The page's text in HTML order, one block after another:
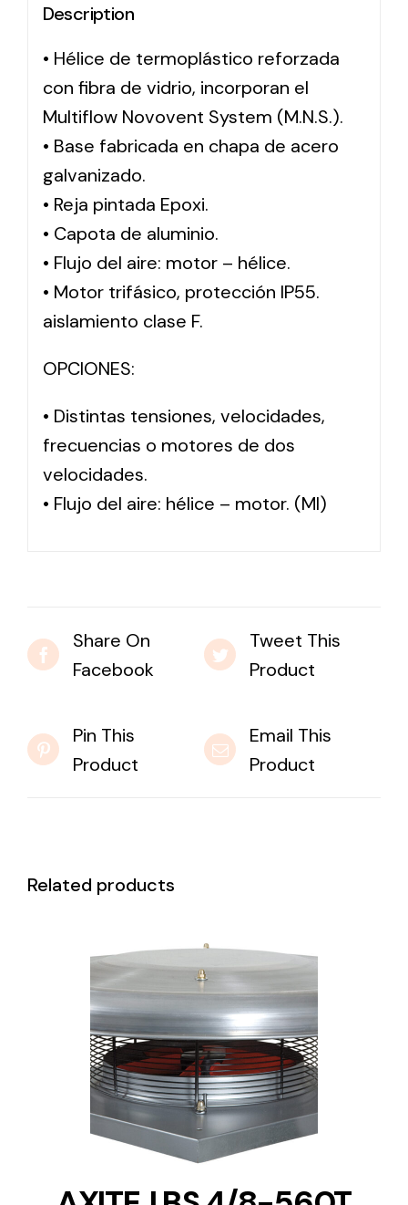
Variety of solar solutions for all kinds of needs.
Description
• Hélice de termoplástico reforzada
con fibra de vidrio, incorporan el
Multiflow Novovent System (M.N.S.).
• Base fabricada en chapa de acero
galvanizado.
• Reja pintada Epoxi.
• Capota de aluminio.
• Flujo del aire: motor – hélice.
• Motor trifásico, protección IP55.
aislamiento clase F.
OPCIONES:
• Distintas tensiones, velocidades,
frecuencias o motores de dos
velocidades.
• Flujo del aire: hélice – motor. (MI)
Share On
Facebook
Tweet This
Product
Pin This
Product
Email This
Product
Related products
DETAILS